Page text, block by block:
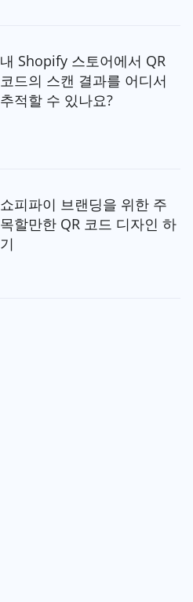
내 Shopify 스토어에서 QR
코드의 스캔 결과를 어디서
추적할 수 있나요?
쇼피파이 브랜딩을 위한 주
목할만한 QR 코드 디자인 하
기